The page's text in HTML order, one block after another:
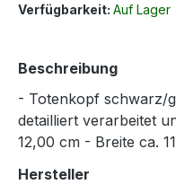
Verfügbarkeit: Auf Lager
Beschreibung
- Totenkopf schwarz/
detailliert verarbeitet
12,00 cm - Breite ca.
Hersteller